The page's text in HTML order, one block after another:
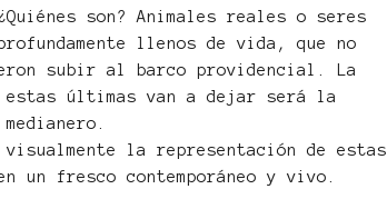
son? Animales reales o seres
llenos de vida, que no
subir al barco providencial. La
estas últimas van a dejar será la
la representación de estas
un fresco contemporáneo y vivo.